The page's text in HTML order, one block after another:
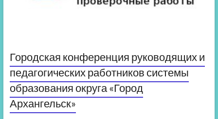
Городская конференция руководящих и
педагогических работников системы
образования округа «Город
Архангельск»